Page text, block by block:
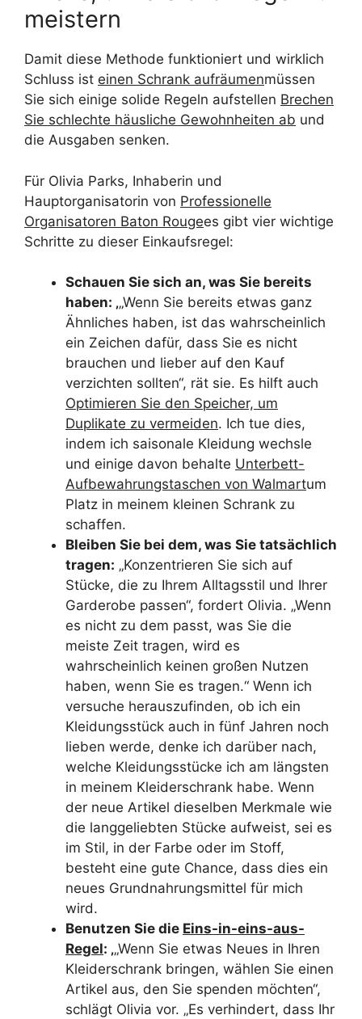
meistern
Damit diese Methode funktioniert und wirklich
Schluss ist einen Schrank aufräumenmüssen
Sie sich einige solide Regeln aufstellen Brechen
Sie schlechte häusliche Gewohnheiten ab und
die Ausgaben senken.
Für Olivia Parks, Inhaberin und
Hauptorganisatorin von Professionelle
Organisatoren Baton Rougees gibt vier wichtige
Schritte zu dieser Einkaufsregel:
Schauen Sie sich an, was Sie bereits
haben: ‚„Wenn Sie bereits etwas ganz
Ähnliches haben, ist das wahrscheinlich
ein Zeichen dafür, dass Sie es nicht
brauchen und lieber auf den Kauf
verzichten sollten“, rät sie. Es hilft auch
Optimieren Sie den Speicher, um
Duplikate zu vermeiden. Ich tue dies,
indem ich saisonale Kleidung wechsle
und einige davon behalte Unterbett-
Aufbewahrungstaschen von Walmartum
Platz in meinem kleinen Schrank zu
schaffen.
Bleiben Sie bei dem, was Sie tatsächlich
tragen: „Konzentrieren Sie sich auf
Stücke, die zu Ihrem Alltagsstil und Ihrer
Garderobe passen“, fordert Olivia. „Wenn
es nicht zu dem passt, was Sie die
meiste Zeit tragen, wird es
wahrscheinlich keinen großen Nutzen
haben, wenn Sie es tragen.“ Wenn ich
versuche herauszufinden, ob ich ein
Kleidungsstück auch in fünf Jahren noch
lieben werde, denke ich darüber nach,
welche Kleidungsstücke ich am längsten
in meinem Kleiderschrank habe. Wenn
der neue Artikel dieselben Merkmale wie
die langgeliebten Stücke aufweist, sei es
im Stil, in der Farbe oder im Stoff,
besteht eine gute Chance, dass dies ein
neues Grundnahrungsmittel für mich
wird.
Benutzen Sie die Eins-in-eins-aus-
Regel: ‚„Wenn Sie etwas Neues in Ihren
Kleiderschrank bringen, wählen Sie einen
Artikel aus, den Sie spenden möchten“,
schlägt Olivia vor. „Es verhindert, dass Ihr